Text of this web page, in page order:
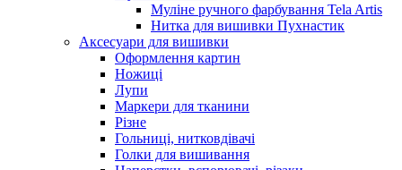
Муліне ручного фарбування Tela Artis
Нитка для вишивки Пухнастик
Аксесуари для вишивки
Оформлення картин
Ножиці
Лупи
Маркери для тканини
Різне
Гольниці, нитковдівачі
Голки для вишивання